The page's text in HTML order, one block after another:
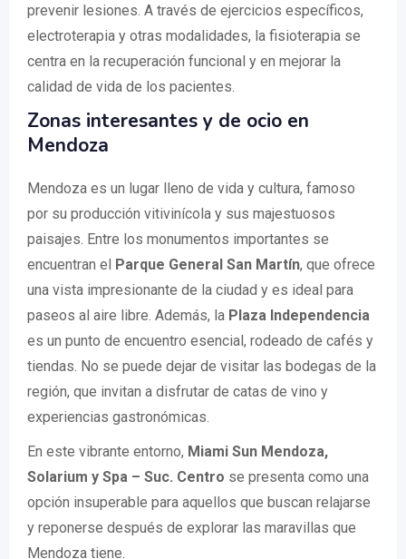
prevenir lesiones. A través de ejercicios específicos,
electroterapia y otras modalidades, la fisioterapia se
centra en la recuperación funcional y en mejorar la
calidad de vida de los pacientes.
Zonas interesantes y de ocio en
Mendoza
Mendoza es un lugar lleno de vida y cultura, famoso
por su producción vitivinícola y sus majestuosos
paisajes. Entre los monumentos importantes se
encuentran el Parque General San Martín, que ofrece
una vista impresionante de la ciudad y es ideal para
paseos al aire libre. Además, la Plaza Independencia
es un punto de encuentro esencial, rodeado de cafés y
tiendas. No se puede dejar de visitar las bodegas de la
región, que invitan a disfrutar de catas de vino y
experiencias gastronómicas.
En este vibrante entorno, Miami Sun Mendoza,
Solarium y Spa – Suc. Centro se presenta como una
opción insuperable para aquellos que buscan relajarse
y reponerse después de explorar las maravillas que
Mendoza tiene.